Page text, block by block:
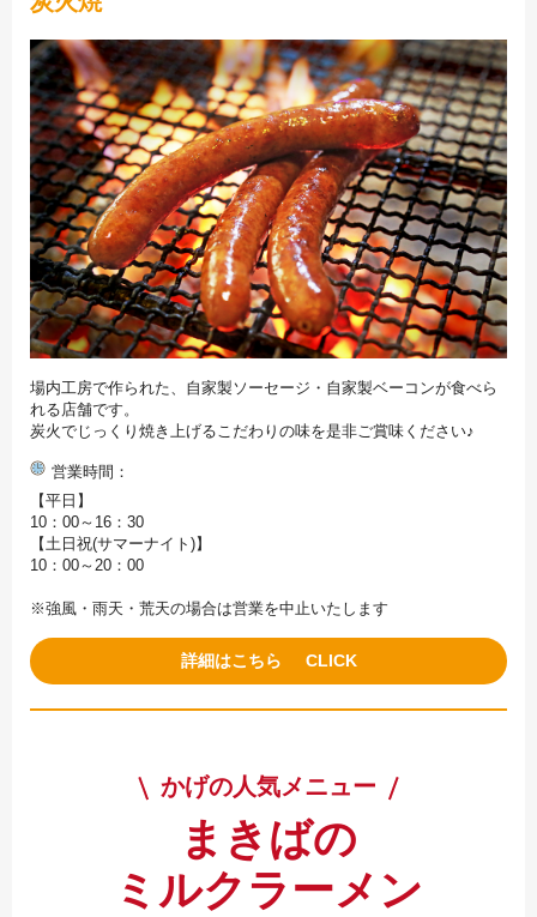
場内工房で作られた、自家製ソーセージ・自家製ベーコンが食べら
れる店舗です。
炭火でじっくり焼き上げるこだわりの味を是非ご賞味ください♪
営業時間
【平日】
10：00～16：30
【土日祝(サマーナイト)】
10：00～20：00
※強風・雨天・荒天の場合は営業を中止いたします
詳細はこちら
かげの人気メニュー
まきばの
ミルクラーメン